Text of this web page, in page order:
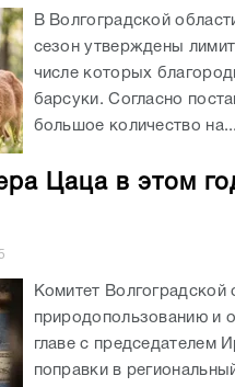
В Волгоградской
сезон утверждены
числе которых
барсуки. Согласно
большое количество на...
Цаца в этом
Комитет Волгоградской
природопользованию и
главе с председателем
поправки в